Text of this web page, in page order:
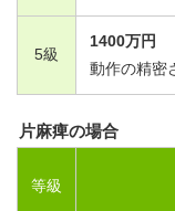
5級
1400万円
動作の精密
片麻痺の場合
等級